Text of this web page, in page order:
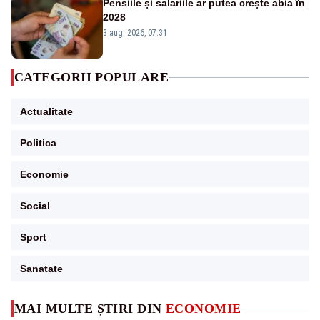
MAI MULTE ȘTIRI DIN ECONOMIE
Pensiile și salariile ar putea crește abia în
2028
3 aug. 2026, 07:31
CATEGORII POPULARE
Actualitate
Politica
Economie
Social
Sport
Sanatate